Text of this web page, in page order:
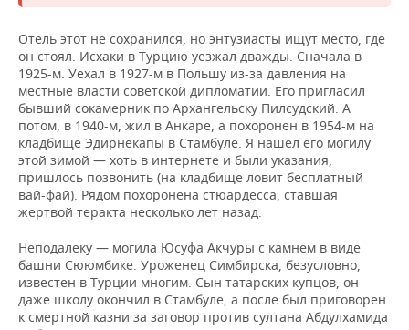
Отель этот не сохранился, но энтузиасты ищут место, где
он стоял. Исхаки в Турцию уезжал дважды. Сначала в
1925-м. Уехал в 1927-м в Польшу из-за давления на
местные власти советской дипломатии. Его пригласил
бывший сокамерник по Архангельску Пилсудский. А
потом, в 1940-м, жил в Анкаре, а похоронен в 1954-м на
кладбище Эдирнекапы в Стамбуле. Я нашел его могилу
этой зимой — хоть в интернете и были указания,
пришлось позвонить (на кладбище ловит бесплатный
вай-фай). Рядом похоронена стюардесса, ставшая
жертвой теракта несколько лет назад.
Неподалеку — могила Юсуфа Акчуры с камнем в виде
башни Сююмбике. Уроженец Симбирска, безусловно,
известен в Турции многим. Сын татарских купцов, он
даже школу окончил в Стамбуле, а после был приговорен
к смертной казни за заговор против султана Абдулхамида